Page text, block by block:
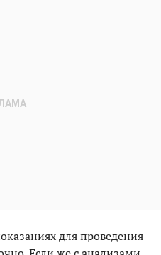
для проведения